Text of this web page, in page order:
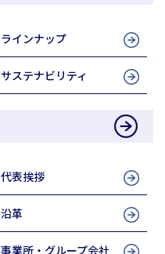
ラインナップ
サステナビリティ
代表挨拶
沿革
事業所・グループ会社